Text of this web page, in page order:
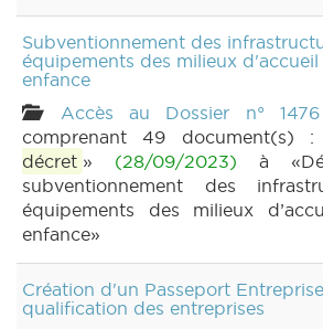
Subventionnement des
équipements des milieux
enfance
Accès au Dossier n°
comprenant 49 document(s)
décret » (28/09/2023) à
subventionnement des
équipements des milieux
enfance»
Création d'un Passeport
qualification des entreprises